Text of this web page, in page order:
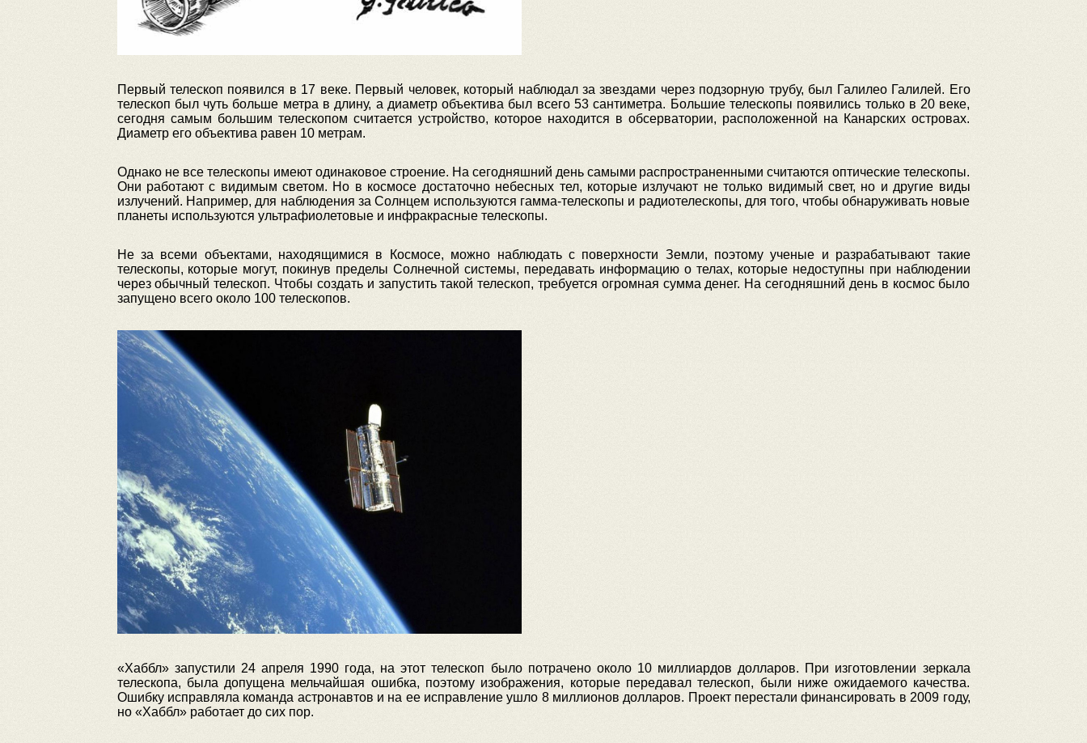
Первый телескоп появился в 17 веке. Первый человек, который наблюдал за звездами через подзорную трубу, был Галилео Галилей. Его
телескоп был чуть больше метра в длину, а диаметр объектива был всего 53 сантиметра. Большие телескопы появились только в 20 веке,
сегодня самым большим телескопом считается устройство, которое находится в обсерватории, расположенной на Канарских островах.
Диаметр его объектива равен 10 метрам.
Однако не все телескопы имеют одинаковое строение. На сегодняшний день самыми распространенными считаются оптические телескопы.
Они работают с видимым светом. Но в космосе достаточно небесных тел, которые излучают не только видимый свет, но и другие виды
излучений. Например, для наблюдения за Солнцем используются гамма-телескопы и радиотелескопы, для того, чтобы обнаруживать новые
планеты используются ультрафиолетовые и инфракрасные телескопы.
Не за всеми объектами, находящимися в Космосе, можно наблюдать с поверхности Земли, поэтому ученые и разрабатывают такие
телескопы, которые могут, покинув пределы Солнечной системы, передавать информацию о телах, которые недоступны при наблюдении
через обычный телескоп. Чтобы создать и запустить такой телескоп, требуется огромная сумма денег. На сегодняшний день в космос было
запущено всего около 100 телескопов.
«Хаббл» запустили 24 апреля 1990 года, на этот телескоп было потрачено около 10 миллиардов долларов. При изготовлении зеркала
телескопа, была допущена мельчайшая ошибка, поэтому изображения, которые передавал телескоп, были ниже ожидаемого качества.
Ошибку исправляла команда астронавтов и на ее исправление ушло 8 миллионов долларов. Проект перестали финансировать в 2009 году,
но «Хаббл» работает до сих пор.